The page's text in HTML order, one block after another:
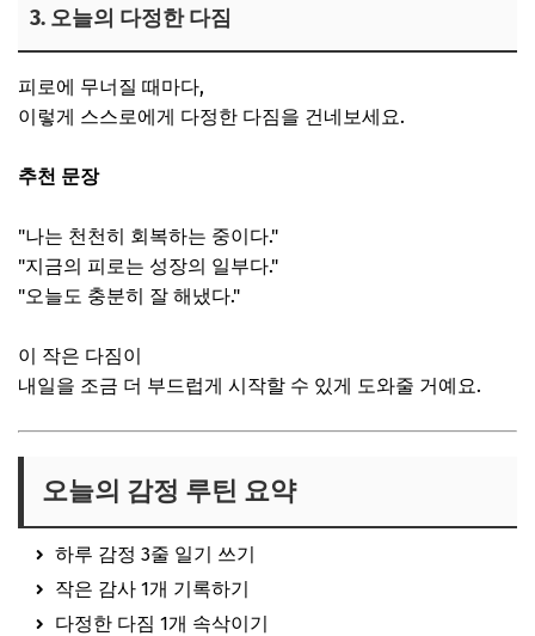
3. 오늘의 다정한 다짐
피로에 무너질 때마다,
이렇게 스스로에게 다정한 다짐을 건네보세요.
추천 문장
"나는 천천히 회복하는 중이다."
"지금의 피로는 성장의 일부다."
"오늘도 충분히 잘 해냈다."
이 작은 다짐이
내일을 조금 더 부드럽게 시작할 수 있게 도와줄 거예요.
오늘의 감정 루틴 요약
하루 감정 3줄 일기 쓰기
작은 감사 1개 기록하기
다정한 다짐 1개 속삭이기